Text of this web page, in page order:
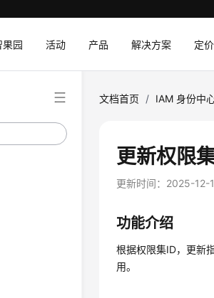
果园 活动 产品 解决方案 定价
文档首页 / IAM 身份中
更新权限
更新时间： 2025-12-
功能介绍
根据权限集ID，更新
用。